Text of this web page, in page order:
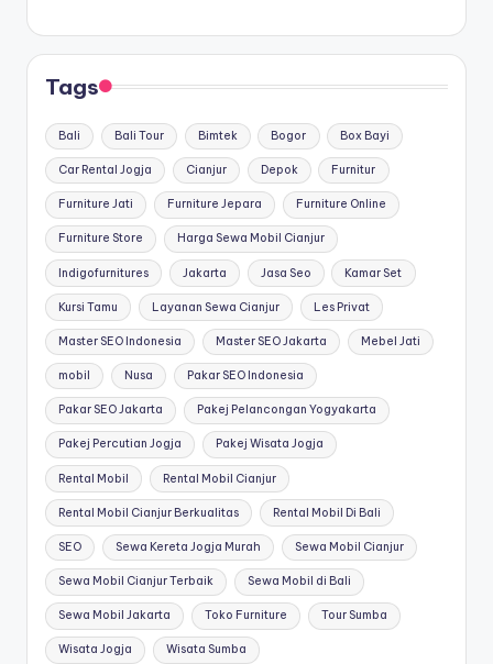
Tags
Bali Bali Tour Bimtek Bogor Box Bayi
Car Rental Jogja Cianjur Depok Furnitur
Furniture Jati Furniture Jepara Furniture Online
Furniture Store Harga Sewa Mobil Cianjur
Indigofurnitures Jakarta Jasa Seo Kamar Set
Kursi Tamu Layanan Sewa Cianjur Les Privat
Master SEO Indonesia Master SEO Jakarta Mebel Jati
mobil Nusa Pakar SEO Indonesia
Pakar SEO Jakarta Pakej Pelancongan Yogyakarta
Pakej Percutian Jogja Pakej Wisata Jogja
Rental Mobil Rental Mobil Cianjur
Rental Mobil Cianjur Berkualitas Rental Mobil Di Bali
SEO Sewa Kereta Jogja Murah Sewa Mobil Cianjur
Sewa Mobil Cianjur Terbaik Sewa Mobil di Bali
Sewa Mobil Jakarta Toko Furniture Tour Sumba
Wisata Jogja Wisata Sumba